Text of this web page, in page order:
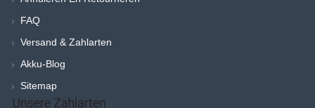
FAQ
Versand & Zahlarten
Akku-Blog
Sitemap